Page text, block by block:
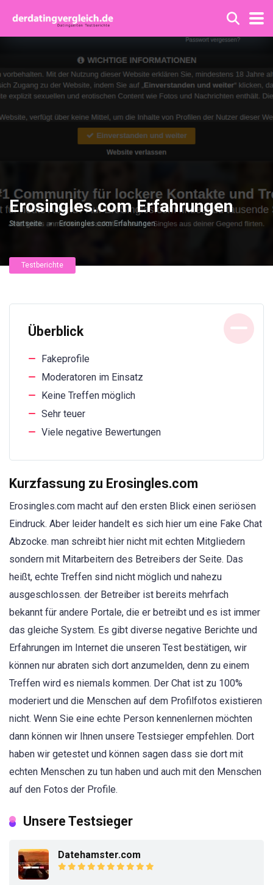
Erosingles.com Erfahrungen
Startseite » Erosingles.com Erfahrungen
Testberichte
Überblick
Fakeprofile
Moderatoren im Einsatz
Keine Treffen möglich
Sehr teuer
Viele negative Bewertungen
Kurzfassung zu Erosingles.com
Erosingles.com macht auf den ersten Blick einen seriösen
Eindruck. Aber leider handelt es sich hier um eine Fake Chat
Abzocke. man schreibt hier nicht mit echten Mitgliedern
sondern mit Mitarbeitern des Betreibers der Seite. Das
heißt, echte Treffen sind nicht möglich und nahezu
ausgeschlossen. der Betreiber ist bereits mehrfach
bekannt für andere Portale, die er betreibt und es ist immer
das gleiche System. Es gibt diverse negative Berichte und
Erfahrungen im Internet die unseren Test bestätigen, wir
können nur abraten sich dort anzumelden, denn zu einem
Treffen wird es niemals kommen. Der Chat ist zu 100%
moderiert und die Menschen auf dem Profilfotos existieren
nicht. Wenn Sie eine echte Person kennenlernen möchten
dann können wir Ihnen unsere Testsieger empfehlen. Dort
haben wir getestet und können sagen dass sie dort mit
echten Menschen zu tun haben und auch mit den Menschen
auf den Fotos der Profile.
Unsere Testsieger
Datehamster.com